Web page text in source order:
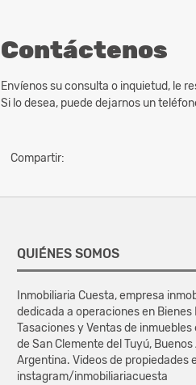
Contáctenos
Envíenos su consulta o inquietud, le
Si lo desea, puede dejarnos un
Compartir:
QUIÉNES SOMOS
Inmobiliaria Cuesta, empresa
dedicada a operaciones en Bienes
Tasaciones y Ventas de inmuebles
de San Clemente del Tuyú, Buenos
Argentina. Videos de propiedades
instagram/inmobiliariacuesta